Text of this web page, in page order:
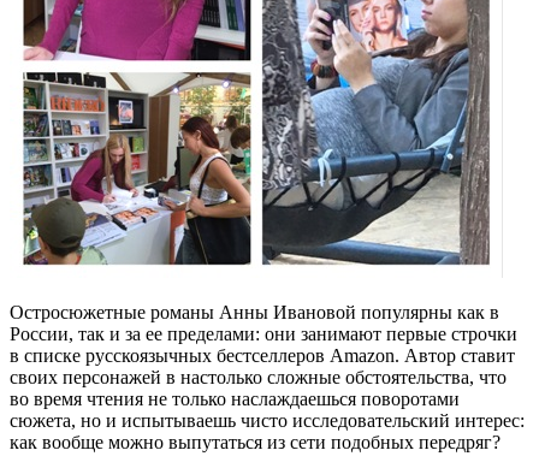
Остросюжетные романы Анны Ивановой популярны как в
России, так и за ее пределами: они занимают первые строчки
в списке русскоязычных бестселлеров Amazon. Автор ставит
своих персонажей в настолько сложные обстоятельства, что
во время чтения не только наслаждаешься поворотами
сюжета, но и испытываешь чисто исследовательский интерес:
как вообще можно выпутаться из сети подобных передряг?